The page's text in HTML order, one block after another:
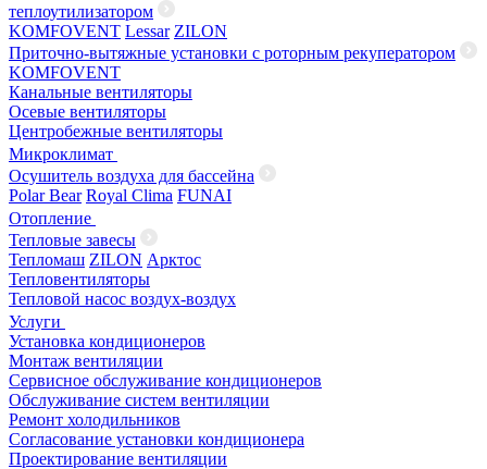
теплоутилизатором
KOMFOVENT Lessar ZILON
Приточно-вытяжные установки с роторным рекуператором
KOMFOVENT
Канальные вентиляторы
Осевые вентиляторы
Центробежные вентиляторы
Микроклимат
Осушитель воздуха для бассейна
Polar Bear Royal Clima FUNAI
Отопление
Тепловые завесы
Тепломаш ZILON Арктос
Тепловентиляторы
Тепловой насос воздух-воздух
Услуги
Установка кондиционеров
Монтаж вентиляции
Сервисное обслуживание кондиционеров
Обслуживание систем вентиляции
Ремонт холодильников
Согласование установки кондиционера
Проектирование вентиляции